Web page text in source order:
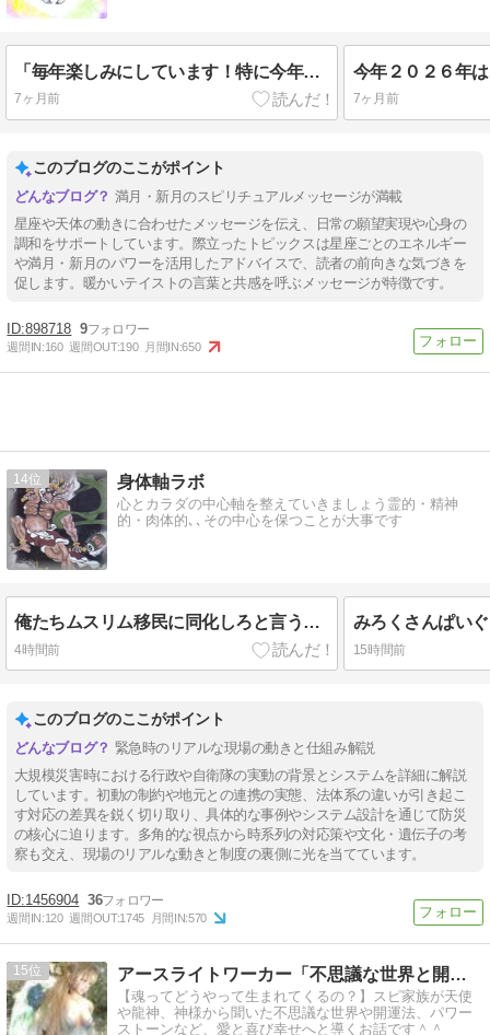
「毎年楽しみにしています！特に今年は○○が素敵なイラストだと感じました」天使のカレンダーの感想☆
7ヶ月前
今年２０２６年
7ヶ月前
このブログのここがポイント
満月・新月のスピリチュアルメッセージが満載
星座や天体の動きに合わせたメッセージを伝え、日常の願望実現や心身の
調和をサポートしています。際立ったトピックスは星座ごとのエネルギー
や満月・新月のパワーを活用したアドバイスで、読者の前向きな気づきを
促します。暖かいテイストの言葉と共感を呼ぶメッセージが特徴です。
898718 9
週間IN:160 週間OUT:190 月間IN:650
14 身体軸ラボ
心とカラダの中心軸を整えていきましょう霊的・精神
的・肉体的､､その中心を保つことが大事です
俺たちムスリム移民に同化しろと言うのがムスリム
4時間前
みろくさんぱい
15時間前
このブログのここがポイント
緊急時のリアルな現場の動きと仕組み解説
大規模災害時における行政や自衛隊の実動の背景とシステムを詳細に解説
しています。初動の制約や地元との連携の実態、法体系の違いが引き起こ
す対応の差異を鋭く切り取り、具体的な事例やシステム設計を通じて防災
の核心に迫ります。多角的な視点から時系列の対応策や文化・遺伝子の考
察も交え、現場のリアルな動きと制度の裏側に光を当てています。
1456904 36
週間IN:120 週間OUT:1745 月間IN:570
15 アースライトワーカー「不思議な世界と開運への導き」
【魂ってどうやって生まれてくるの？】スピ家族が天使
や龍神、神様から聞いた不思議な世界や開運法、パワー
ストーンなど、愛と喜び幸せへと導くお話です＾＾